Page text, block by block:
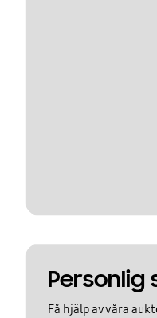
Personlig
Få hjälp av våra